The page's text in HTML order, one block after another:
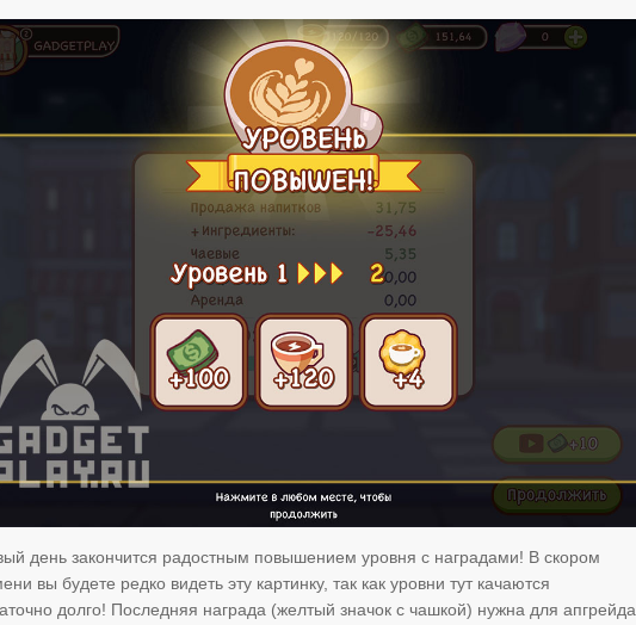
день закончится радостным повышением уровня с наградами! В скором
вы будете редко видеть эту картинку, так как уровни тут качаются
долго! Последняя награда (желтый значок с чашкой) нужна для апгрейда